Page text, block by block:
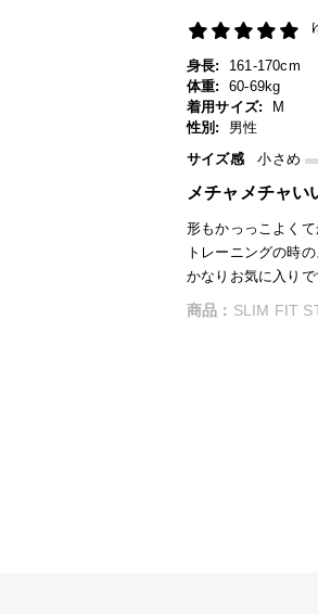
身長:
161-170cm
体重:
60-69kg
着用サイズ:
M
性別:
男性
サイズ感
小さめ
メチャメチャい
形もかっっこよく
トレーニングの時
かなりお気に入りで
商品： SLIM FIT